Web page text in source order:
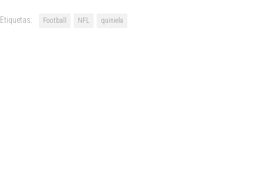
Etiquetas: Football NFL quiniela